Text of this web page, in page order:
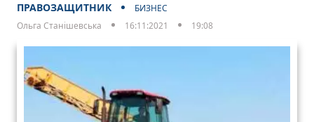
ПРАВОЗАЩИТНИК
БИЗНЕС
Ольга Станішевська
16:11:2021 19:08